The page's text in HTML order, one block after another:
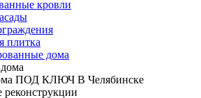
кровли
плитка
дома
ПОД КЛЮЧ В Челябинске